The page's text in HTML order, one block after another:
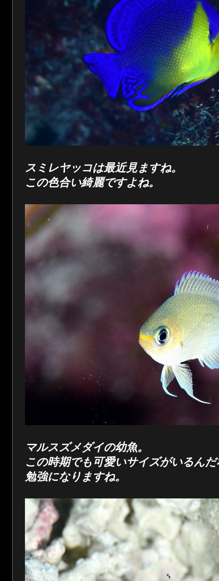
スミレヤッコは最近見ますね。
この色合い綺麗ですよね。
マルスズメダイの幼魚。
この時期でも可愛いサイズがいるん
勉強になりますね。